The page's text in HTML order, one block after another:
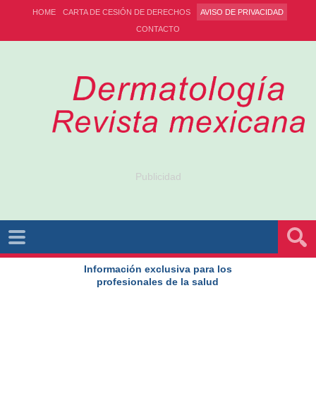
HOME CARTA DE CESIÓN DE DERECHOS
AVISO DE PRIVACIDAD
CONTACTO
Publicidad
Información exclusiva para los
profesionales de la salud